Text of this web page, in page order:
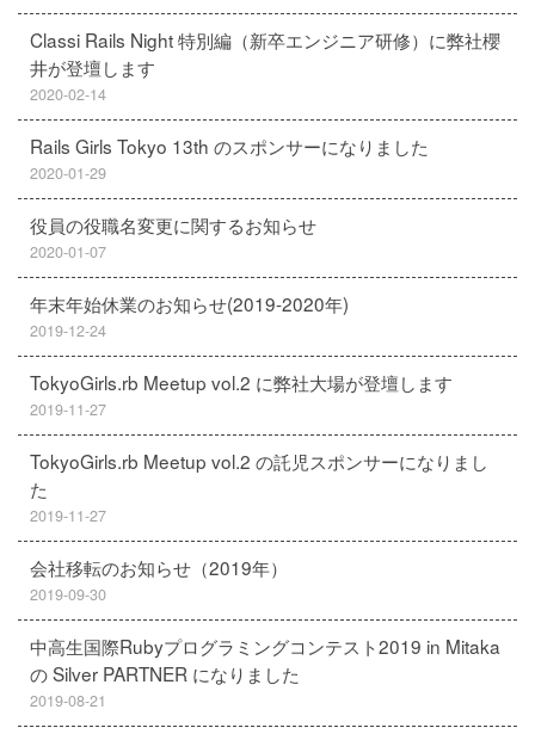
Classi Rails Night 特別編（新卒エンジニア研修）に弊社櫻
井が登壇します
2020-02-14
Rails Girls Tokyo 13th のスポンサーになりました
2020-01-29
役員の役職名変更に関するお知らせ
2020-01-07
年末年始休業のお知らせ(2019-2020年)
2019-12-24
TokyoGirls.rb Meetup vol.2 に弊社大場が登壇します
2019-11-27
TokyoGirls.rb Meetup vol.2 の託児スポンサーになりまし
た
2019-11-27
会社移転のお知らせ（2019年）
2019-09-30
中高生国際Rubyプログラミングコンテスト2019 in Mitaka
の Silver PARTNER になりました
2019-08-21